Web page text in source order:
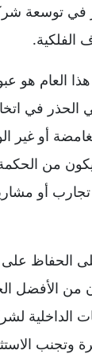
في توسعة
هذا العام هو
في
أو غير
من
أو
الحفاظ
من الأفضل
الداخلية
وتجنب